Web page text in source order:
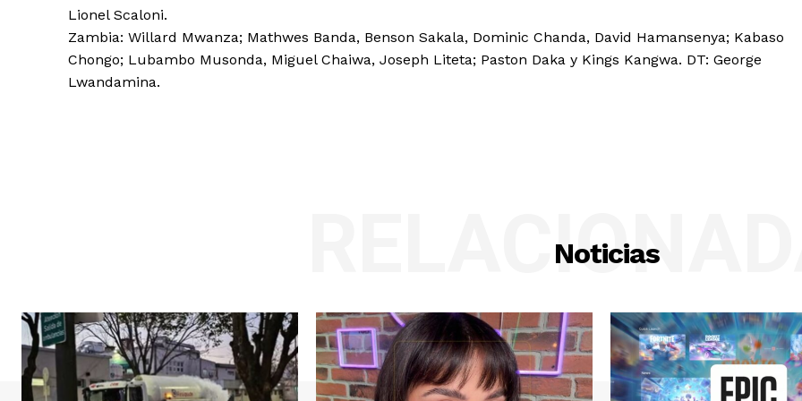
Lionel Scaloni.
Zambia: Willard Mwanza; Mathwes Banda, Benson Sakala, Dominic Chanda, David Hamansenya; Kabaso
Chongo; Lubambo Musonda, Miguel Chaiwa, Joseph Liteta; Paston Daka y Kings Kangwa. DT: George
Lwandamina.
Noticias